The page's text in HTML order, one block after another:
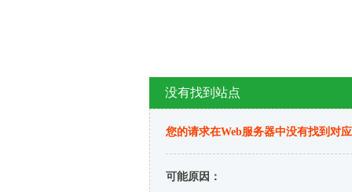
没有找到站点
您的请求在Web服务器中没有找到对
可能原因：